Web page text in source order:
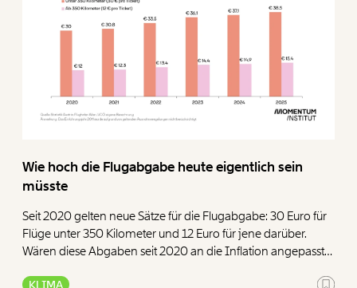
Verteilung
Datensätze
Projekte
Erbschaftssteuer-Rechner
Koalitions-Kompass
Arbeitslosenrechner
Care-Rechner
Über uns
Wie hoch die Flugabgabe heute eigentlich sein
müsste
Seit 2020 gelten neue Sätze für die Flugabgabe: 30 Euro für
Flüge unter 350 Kilometer und 12 Euro für jene darüber.
Wären diese Abgaben seit 2020 an die Inflation angepasst
KLIMA